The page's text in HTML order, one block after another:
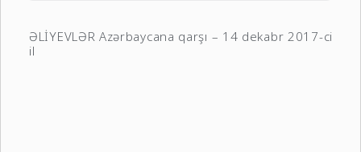
ƏLİYEVLƏR Azərbaycana qarşı – 14 dekabr 2017-ci
il